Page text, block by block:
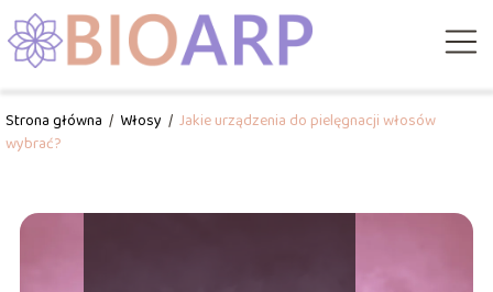
Strona główna / Włosy / Jakie urządzenia do pielęgnacji włosów
wybrać?